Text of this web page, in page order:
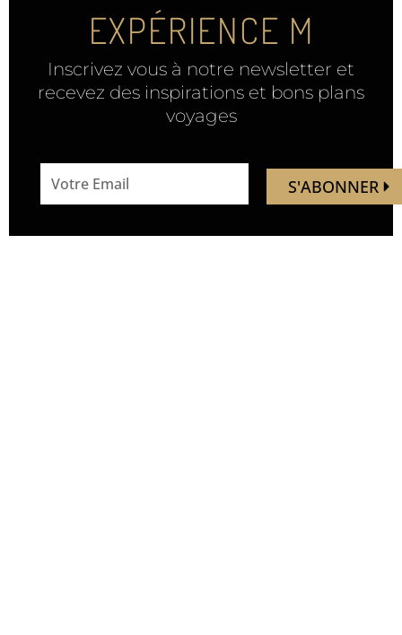
EXPÉRIENCE M
Inscrivez vous à notre newsletter et
recevez des inspirations et bons plans
voyages
address
S'ABONNER